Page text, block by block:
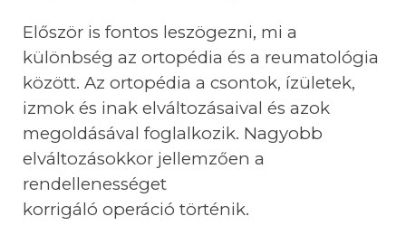
Először is fontos leszögezni, mi a
különbség az ortopédia és a reumatológia
között. Az ortopédia a csontok, ízületek,
izmok és inak elváltozásaival és azok
megoldásával foglalkozik. Nagyobb
elváltozásokkor jellemzően a
rendellenességet
korrigáló operáció történik.